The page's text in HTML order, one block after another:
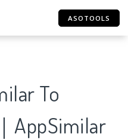
ASOTOOLS
To
AppSimilar